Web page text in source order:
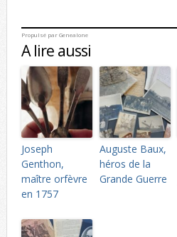
Propulsé par Genealone
A lire aussi
Joseph
Genthon,
maître orfèvre
en 1757
Auguste Baux,
héros de la
Grande Guerre